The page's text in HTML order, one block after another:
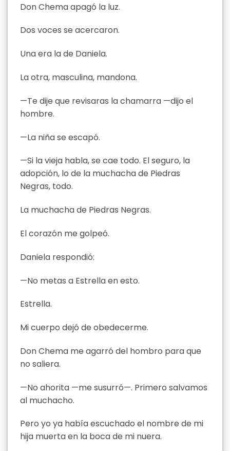
Don Chema apagó la luz.
Dos voces se acercaron.
Una era la de Daniela.
La otra, masculina, mandona.
—Te dije que revisaras la chamarra —dijo el
hombre.
—La niña se escapó.
—Si la vieja habla, se cae todo. El seguro, la
adopción, lo de la muchacha de Piedras
Negras, todo.
La muchacha de Piedras Negras.
El corazón me golpeó.
Daniela respondió:
—No metas a Estrella en esto.
Estrella.
Mi cuerpo dejó de obedecerme.
Don Chema me agarró del hombro para que
no saliera.
—No ahorita —me susurró—. Primero salvamos
al muchacho.
Pero yo ya había escuchado el nombre de mi
hija muerta en la boca de mi nuera.